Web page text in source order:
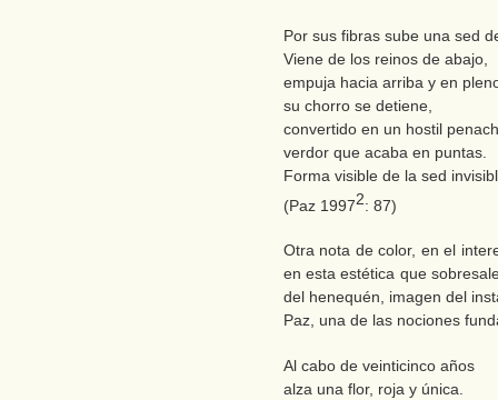
Por sus fibras sube una sed
Viene de los reinos de abajo,
empuja hacia arriba y en
su chorro se detiene,
convertido en un hostil
verdor que acaba en puntas.
Forma visible de la sed
(Paz 19972: 87)
Otra nota de color, en el
en esta estética que
del henequén, imagen del
Paz, una de las nociones
Al cabo de veinticinco años
alza una flor, roja y única.